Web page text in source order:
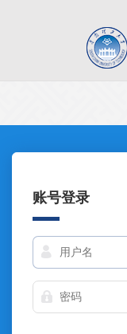
账号登录